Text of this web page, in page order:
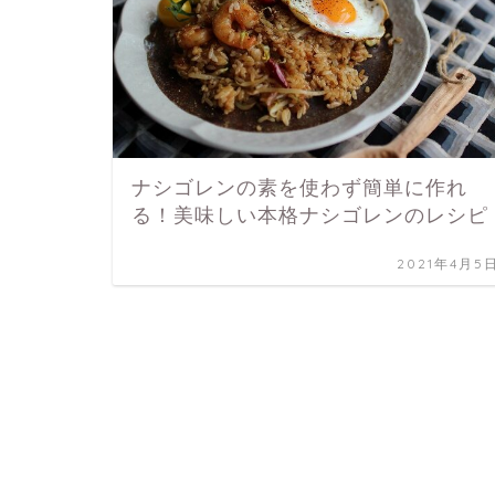
ナシゴレンの素を使わず簡単に作れ
る！美味しい本格ナシゴレンのレシピ
2021年4月5